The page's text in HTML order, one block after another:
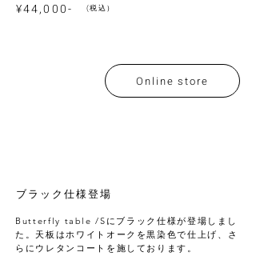
¥44,000- (税込）
Online store
ブラック仕様登場
Butterfly table /Sにブラック仕様が登場しまし
た。天板はホワイトオークを黒染色で仕上げ、さ
らにウレタンコートを施しております。